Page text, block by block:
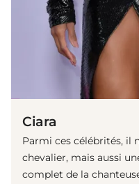
Ciara
Parmi ces célébrités, il
chevalier, mais aussi
complet de la